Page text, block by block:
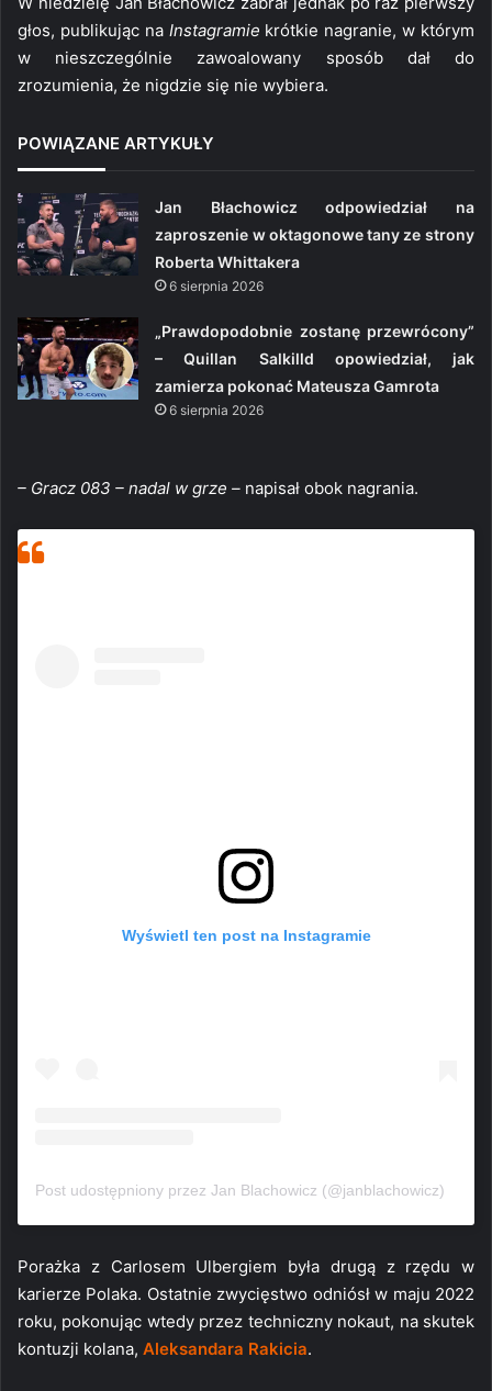
głos, publikując na Instagramie krótkie nagranie, w którym
w nieszczególnie zawoalowany sposób dał do
zrozumienia, że nigdzie się nie wybiera.
POWIĄZANE ARTYKUŁY
Jan Błachowicz odpowiedział na
zaproszenie w oktagonowe tany ze strony
Roberta Whittakera
6 sierpnia 2026
„Prawdopodobnie zostanę przewrócony”
– Quillan Salkilld opowiedział, jak
zamierza pokonać Mateusza Gamrota
6 sierpnia 2026
– Gracz 083 – nadal w grze – napisał obok nagrania.
Wyświetl ten post na Instagramie
Post udostępniony przez Jan Blachowicz (@janblachowicz)
Porażka z Carlosem Ulbergiem była drugą z rzędu w
karierze Polaka. Ostatnie zwycięstwo odniósł w maju 2022
roku, pokonując wtedy przez techniczny nokaut, na skutek
kontuzji kolana, Aleksandara Rakicia.